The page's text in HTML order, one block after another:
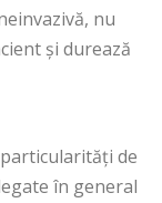
nu
și durează
de
în general